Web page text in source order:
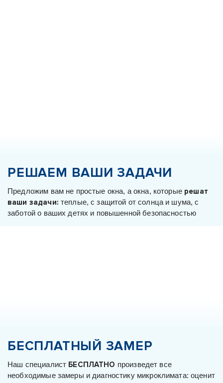
РЕШАЕМ ВАШИ ЗАДАЧИ
Предложим вам не простые окна, а окна, которые решат
ваши задачи: теплые, с защитой от солнца и шума, с
заботой о ваших детях и повышенной безопасностью
БЕСПЛАТНЫЙ ЗАМЕР
Наш специалист БЕСПЛАТНО произведет все
необходимые замеры и диагностику микроклимата: оценит